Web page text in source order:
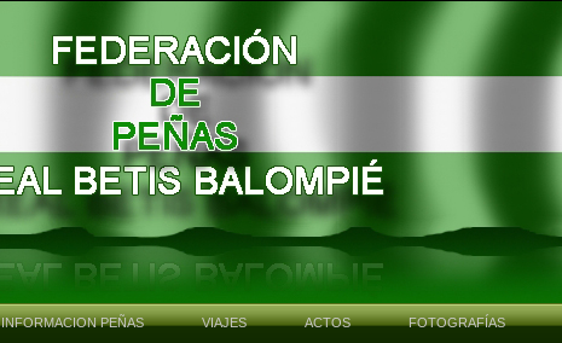
INFORMACION PEÑAS VIAJES ACTOS FOTOGRAFÍAS